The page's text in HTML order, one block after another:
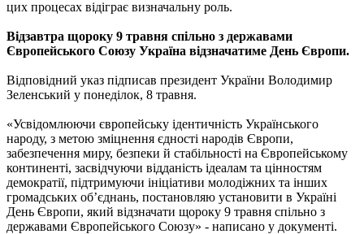
цих процесах відіграє визначальну роль.
Відзавтра щороку 9 травня спільно з державами
Європейського Союзу Україна відзначатиме День Європи.
Відповідний указ підписав президент України Володимир
Зеленський у понеділок, 8 травня.
«Усвідомлюючи європейську ідентичність Українського
народу, з метою зміцнення єдності народів Європи,
забезпечення миру, безпеки й стабільності на Європейському
континенті, засвідчуючи відданість ідеалам та цінностям
демократії, підтримуючи ініціативи молодіжних та інших
громадських об’єднань, постановляю установити в Україні
День Європи, який відзначати щороку 9 травня спільно з
державами Європейського Союзу» - написано у документі.